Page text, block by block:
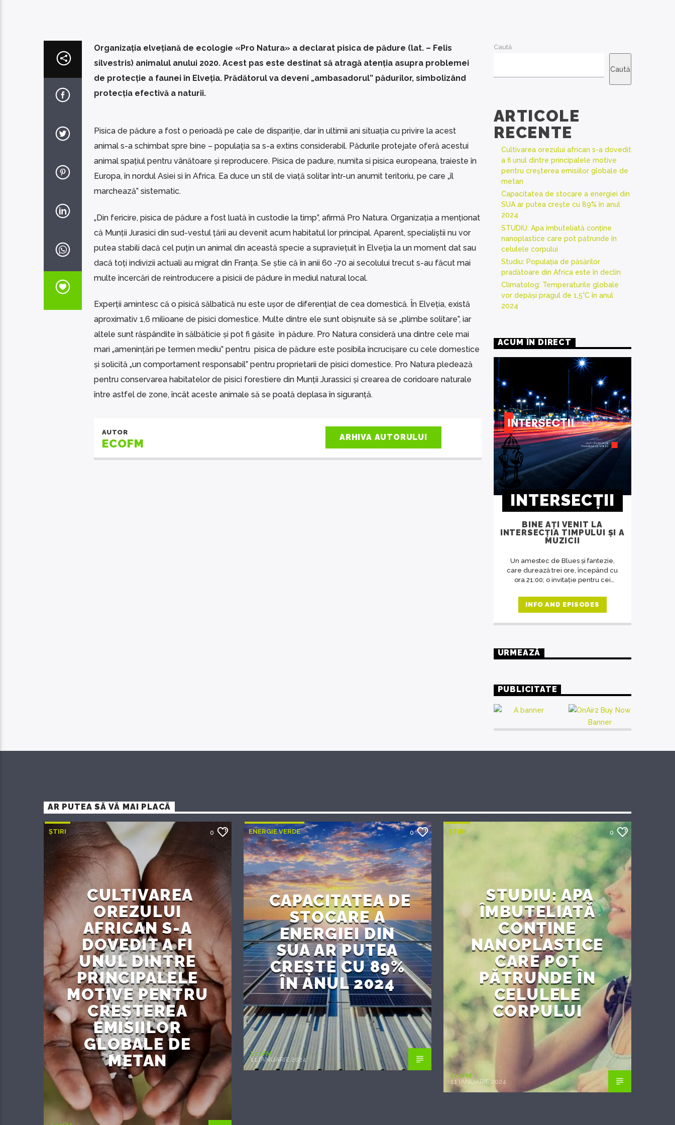
Organizația elvețiană de ecologie «Pro Natura» a declarat pisica de pădure (lat. – Felis
silvestris) animalul anului 2020. Acest pas este destinat să atragă atenția asupra problemei
de protecție a faunei în Elveția. Prădătorul va deveni „ambasadorul” pădurilor, simbolizând
protecția efectivă a naturii.
Pisica de pădure a fost o perioadă pe cale de dispariție, dar în ultimii ani situația cu privire la acest
animal s-a schimbat spre bine – populația sa s-a extins considerabil. Pădurile protejate oferă acestui
animal spațiul pentru vânătoare și reproducere. Pisica de padure, numita si pisica europeana, traieste în
Europa, în nordul Asiei si în Africa. Ea duce un stil de viață solitar într-un anumit teritoriu, pe care „îl
marchează” sistematic.
„Din fericire, pisica de pădure a fost luată în custodie la timp”, afirmă Pro Natura. Organizația a menționat
că Munții Jurasici din sud-vestul țării au devenit acum habitatul lor principal. Aparent, specialiștii nu vor
putea stabili dacă cel puțin un animal din această specie a supraviețuit în Elveția la un moment dat sau
dacă toți indivizii actuali au migrat din Franța. Se știe că în anii 60 -70 ai secolului trecut s-au făcut mai
multe încercări de reintroducere a pisicii de pădure în mediul natural local.
Experții amintesc că o pisică sălbatică nu este ușor de diferențiat de cea domestică. În Elveția, există
aproximativ 1,6 milioane de pisici domestice. Multe dintre ele sunt obișnuite să se „plimbe solitare”, iar
altele sunt răspândite în sălbăticie și pot fi găsite în pădure. Pro Natura consideră una dintre cele mai
mari „amenințări pe termen mediu” pentru pisica de pădure este posibila încrucișare cu cele domestice
și solicită „un comportament responsabil” pentru proprietarii de pisici domestice. Pro Natura pledează
pentru conservarea habitatelor de pisici forestiere din Munții Jurassici și crearea de coridoare naturale
între astfel de zone, încât aceste animale să se poată deplasa în siguranță.
AUTOR
ECOFM ARHIVA AUTORULUI
Caută
Caută
ARTICOLE
RECENTE
Cultivarea orezului african s-a dovedit
a fi unul dintre principalele motive
pentru creșterea emisiilor globale de
metan
Capacitatea de stocare a energiei din
SUA ar putea crește cu 89% în anul
2024
STUDIU: Apa îmbuteliată conține
nanoplastice care pot pătrunde în
celulele corpului
Studiu: Populația de păsărilor
pradătoare din Africa este în declin
Climatolog: Temperaturile globale
vor depăși pragul de 1,5°C în anul
2024
ACUM ÎN DIRECT
INTERSECȚII
BINE AȚI VENIT LA
INTERSECȚIA TIMPULUI ȘI A
MUZICII
Un amestec de Blues și fantezie,
care durează trei ore, începând cu
ora 21:00; o invitație pentru cei
cu ora de difuzare a emisiunii, o
revelație despre artă în general,
O emisiune unde răsună doar
filosofie, indiferent de vârstă.
INFO AND EPISODES
URMEAZĂ
PUBLICITATE
AR PUTEA SĂ VĂ MAI PLACĂ
ȘTIRI 0
CULTIVAREA
OREZULUI
AFRICAN S-A
DOVEDIT A FI
UNUL DINTRE
PRINCIPALELE
MOTIVE PENTRU
CREȘTEREA
EMISIILOR
GLOBALE DE
METAN
ENERGIE VERDE 0
CAPACITATEA DE
STOCARE A
ENERGIEI DIN
SUA AR PUTEA
CREȘTE CU 89%
ÎN ANUL 2024
EcoFM
11 IANUARIE 2024
ȘTIRI 0
STUDIU: APA
ÎMBUTELIATĂ
CONȚINE
NANOPLASTICE
CARE POT
PĂTRUNDE ÎN
CELULELE
CORPULUI
EcoFM
11 IANUARIE 2024